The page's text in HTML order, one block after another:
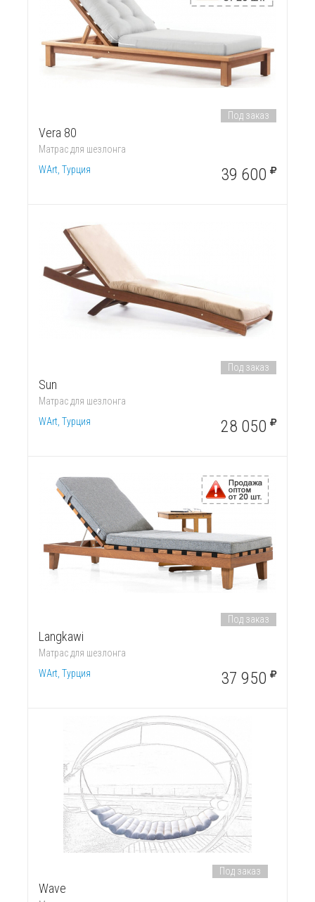
Vera 80
Матрас для шезлонга
WArt, Турция
Под заказ
39 600
Sun
Матрас для шезлонга
WArt, Турция
Под заказ
28 050
Langkawi
Матрас для шезлонга
WArt, Турция
Под заказ
37 950
Wave
Под заказ